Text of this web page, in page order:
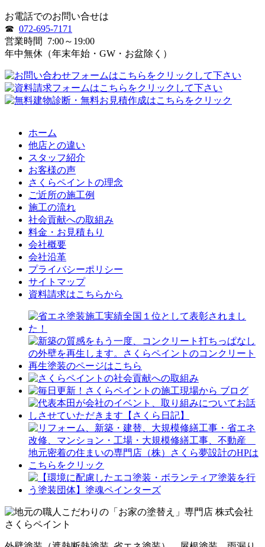
お電話でのお問い合せは
☎ 072-695-7171
営業時間 7:00～19:00
年中無休（年末年始・GW・お盆除く）
ホーム
他店との違い
スタッフ紹介
お客様の声
さくらペイントの理念
ご近所の施工例
施工の流れ
社会貢献への取組み
料金・お見積もり
会社概要
会社沿革
プライバシーポリシー
サイトマップ
資料請求はこちらから